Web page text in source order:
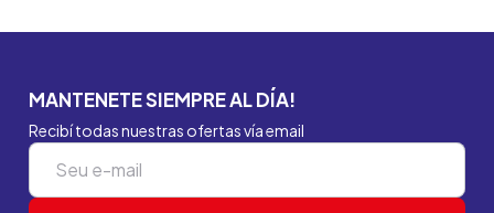
MANTENETE SIEMPRE AL DÍA!
Recibí todas nuestras ofertas vía email